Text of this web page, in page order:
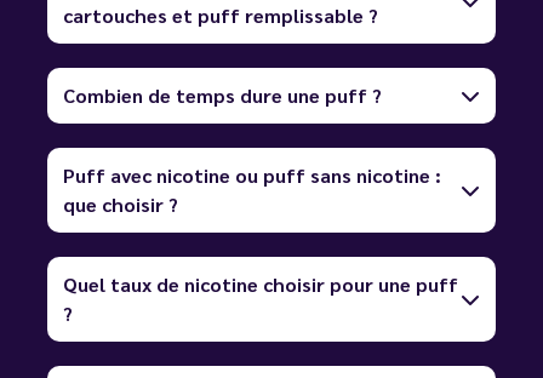
cartouches et puff remplissable ?
Combien de temps dure une puff ?
Puff avec nicotine ou puff sans nicotine :
que choisir ?
Quel taux de nicotine choisir pour une puff
?